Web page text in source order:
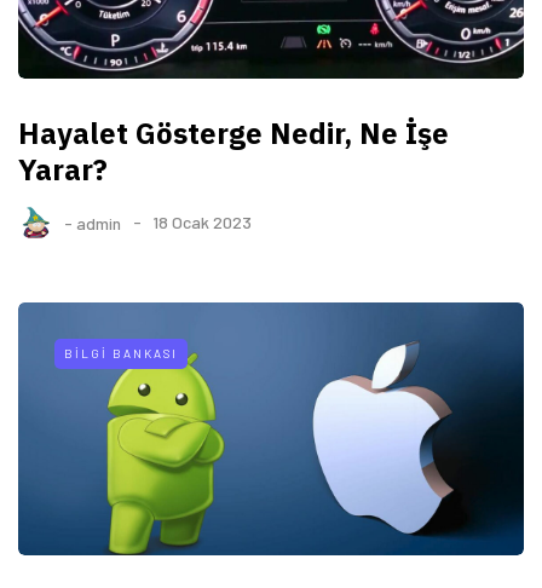
Hayalet Gösterge Nedir, Ne İşe
Yarar?
- admin 18 Ocak 2023
BILGI BANKASI